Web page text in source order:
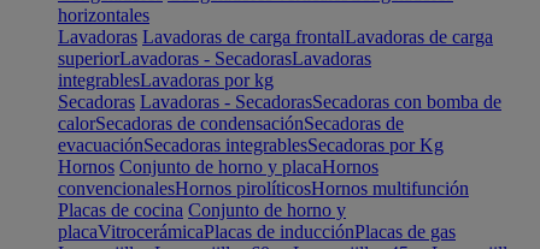
horizontales
Lavadoras Lavadoras de carga frontalLavadoras de carga
superiorLavadoras - SecadorasLavadoras
integrablesLavadoras por kg
Secadoras Lavadoras - SecadorasSecadoras con bomba de
calorSecadoras de condensaciónSecadoras de
evacuaciónSecadoras integrablesSecadoras por Kg
Hornos Conjunto de horno y placaHornos
convencionalesHornos pirolíticosHornos multifunción
Placas de cocina Conjunto de horno y
placaVitrocerámicaPlacas de inducciónPlacas de gas